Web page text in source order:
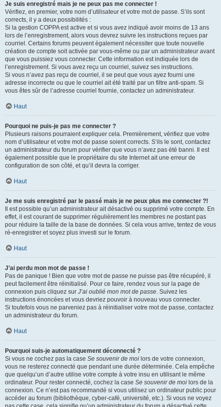
Je suis enregistré mais je ne peux pas me connecter !
Vérifiez, en premier, votre nom d’utilisateur et votre mot de passe. S’ils sont
corrects, il y a deux possibilités :
Si la gestion COPPA est active et si vous avez indiqué avoir moins de 13 ans
lors de l’enregistrement, alors vous devrez suivre les instructions reçues par
courriel. Certains forums peuvent également nécessiter que toute nouvelle
création de compte soit activée par vous-même ou par un administrateur avant
que vous puissiez vous connecter. Cette information est indiquée lors de
l’enregistrement. Si vous avez reçu un courriel, suivez ses instructions.
Si vous n’avez pas reçu de courriel, il se peut que vous ayez fourni une
adresse incorrecte ou que le courriel ait été traité par un filtre anti-spam. Si
vous êtes sûr de l’adresse courriel fournie, contactez un administrateur.
Haut
Pourquoi ne puis-je pas me connecter ?
Plusieurs raisons pourraient expliquer cela. Premièrement, vérifiez que votre
nom d’utilisateur et votre mot de passe soient corrects. S’ils le sont, contactez
un administrateur du forum pour vérifier que vous n’avez pas été banni. Il est
également possible que le propriétaire du site Internet ait une erreur de
configuration de son côté, et qu’il devra la corriger.
Haut
Je me suis enregistré par le passé mais je ne peux plus me connecter ?!
Il est possible qu’un administrateur ait désactivé ou supprimé votre compte. En
effet, il est courant de supprimer régulièrement les membres ne postant pas
pour réduire la taille de la base de données. Si cela vous arrive, tentez de vous
ré-enregistrer et soyez plus investi sur le forum.
Haut
J’ai perdu mon mot de passe !
Pas de panique ! Bien que votre mot de passe ne puisse pas être récupéré, il
peut facilement être réinitialisé. Pour ce faire, rendez vous sur la page de
connexion puis cliquez sur J’ai oublié mon mot de passe. Suivez les
instructions énoncées et vous devriez pouvoir à nouveau vous connecter.
Si toutefois vous ne parveniez pas à réinitialiser votre mot de passe, contactez
un administrateur du forum.
Haut
Pourquoi suis-je automatiquement déconnecté ?
Si vous ne cochez pas la case Se souvenir de moi lors de votre connexion,
vous ne resterez connecté que pendant une durée déterminée. Cela empêche
que quelqu’un d’autre utilise votre compte à votre insu en utilisant le même
ordinateur. Pour rester connecté, cochez la case Se souvenir de moi lors de la
connexion. Ce n’est pas recommandé si vous utilisez un ordinateur public pour
accéder au forum (bibliothèque, cyber-café, université, etc.). Si vous ne voyez